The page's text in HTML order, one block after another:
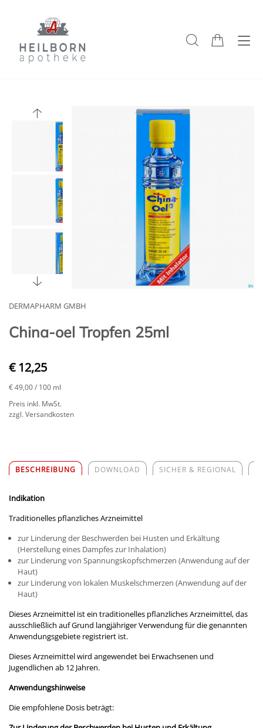
DERMAPHARM GMBH
China-oel Tropfen 25ml
€ 12,25
€ 49,00/ 100 ml
Preis inkl. MwSt.
zzgl. Versandkosten
BESCHREIBUNG DOWNLOAD SICHER & REGIONAL
Indikation
Traditionelles pflanzliches Arzneimittel
zur Linderung der Beschwerden bei Husten und Erkältung
(Herstellung eines Dampfes zur Inhalation)
zur Linderung von Spannungskopfschmerzen (Anwendung auf der
Haut)
zur Linderung von lokalen Muskelschmerzen (Anwendung auf der
Haut)
Dieses Arzneimittel ist ein traditionelles pflanzliches Arzneimittel, das
ausschließlich auf Grund langjähriger Verwendung für die genannten
Anwendungsgebiete registriert ist.
Dieses Arzneimittel wird angewendet bei Erwachsenen und
Jugendlichen ab 12 Jahren.
Anwendungshinweise
Die empfohlene Dosis beträgt: